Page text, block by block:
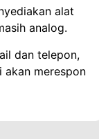
alat
analog.
dan telepon,
akan merespon